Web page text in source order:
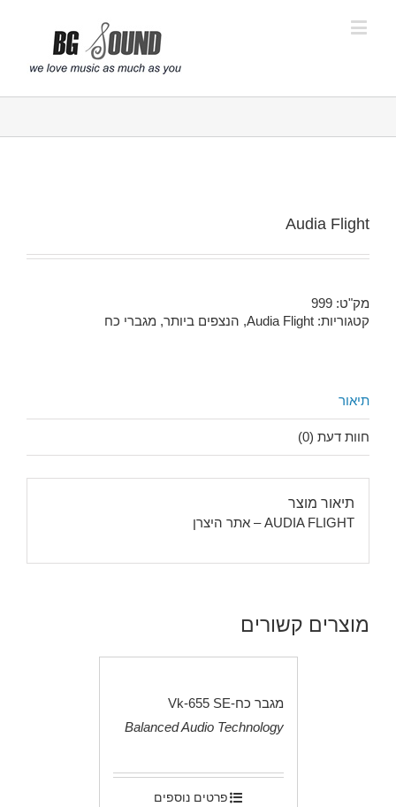
Audia Flight
מק"ט: 999
קטגוריות: Audia Flight
, הנצפים ביותר, מגברי כח
תיאור
חוות דעת (0)
תיאור מוצר
AUDIA FLIGHT – אתר היצרן
מוצרים קשורים
מגבר כח-Vk-655 SE
Balanced Audio Technology
פרטים נוספים